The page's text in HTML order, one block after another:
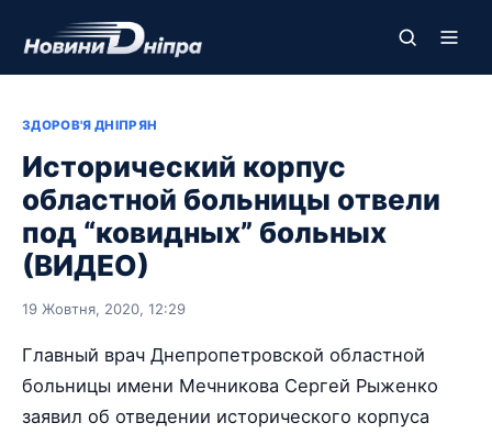
ЗДОРОВ'Я ДНІПРЯН
Исторический корпус
областной больницы отвели
под “ковидных” больных
(ВИДЕО)
19 Жовтня, 2020, 12:29
Главный врач Днепропетровской областной
больницы имени Мечникова Сергей Рыженко
заявил об отведении исторического корпуса